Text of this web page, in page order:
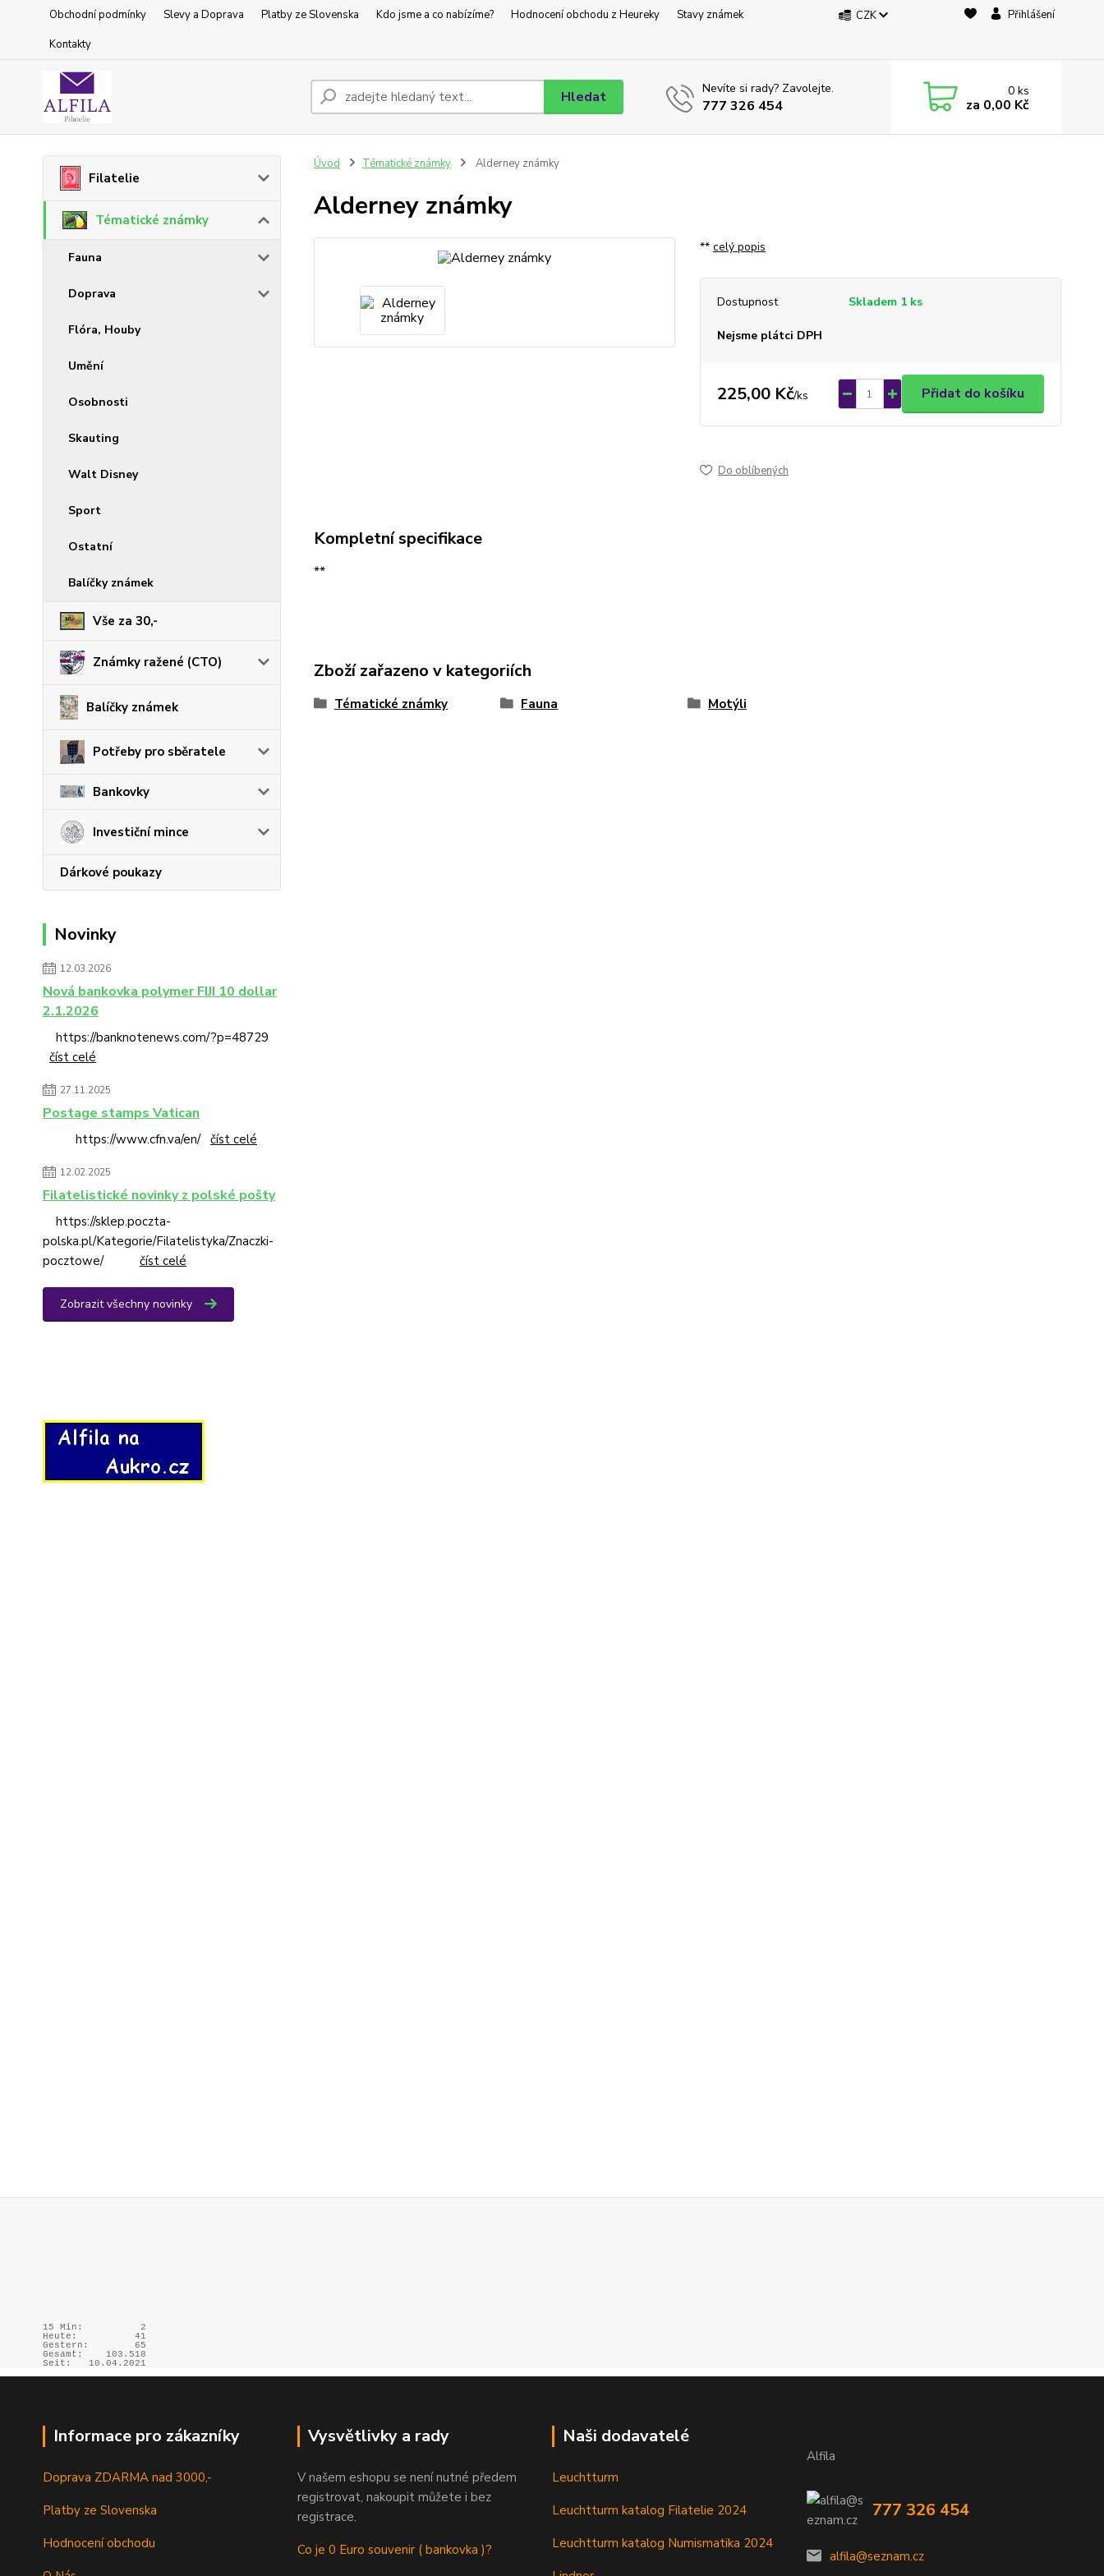
Obchodní podmínky Slevy a Doprava Platby ze Slovenska Kdo jsme a co nabízíme? Hodnocení obchodu z Heureky
Stavy známek
Kontakty
CZK Přihlášení
Hledat Nevíte si rady? Zavolejte.
777 326 454
0ks
za 0,00 Kč
Filatelie
Tématické známky
Fauna
Doprava
Flóra, Houby
Umění
Osobnosti
Skauting
Walt Disney
Sport
Ostatní
Balíčky známek
Vše za 30,-
Známky ražené (CTO)
Balíčky známek
Potřeby pro sběratele
Bankovky
Investiční mince
Dárkové poukazy
Novinky
12.03.2026
Nová bankovka polymer FIJI 10 dollar
2.1.2026
https://banknotenews.com/?p=48729
číst celé
27.11.2025
Postage stamps Vatican
https://www.cfn.va/en/ číst celé
12.02.2025
Filatelistické novinky z polské pošty
https://sklep.poczta-
polska.pl/Kategorie/Filatelistyka/Znaczki-
pocztowe/ číst celé
Zobrazit všechny novinky
Úvod Tématické známky Alderney známky
Alderney známky
** celý popis
Dostupnost Skladem 1 ks
Nejsme plátci DPH
225,00 Kč/ks Přidat do košíku
Do oblíbených
Kompletní specifikace
**
Zboží zařazeno v kategoriích
Tématické známky Fauna Motýli
15 Min:
2
Heute:
41
Gestern:
65
Gesamt:
103.518
Seit:
10.04.2021
Informace pro zákazníky
Doprava ZDARMA nad 3000,-
Platby ze Slovenska
Hodnocení obchodu
Vysvětlivky a rady
V našem eshopu se není nutné předem
registrovat, nakoupit můžete i bez
registrace.
Co je 0 Euro souvenir ( bankovka )?
Naši dodavatelé
Leuchtturm
Leuchtturm katalog Filatelie 2024
Leuchtturm katalog Numismatika 2024
Alfila
777 326 454
alfila@seznam.cz